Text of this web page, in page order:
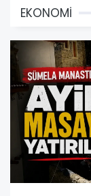
EKONOMİ